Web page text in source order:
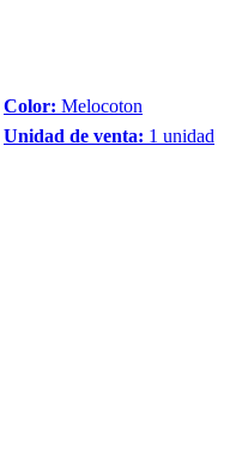
Color: Melocoton
Unidad de venta: 1 unidad